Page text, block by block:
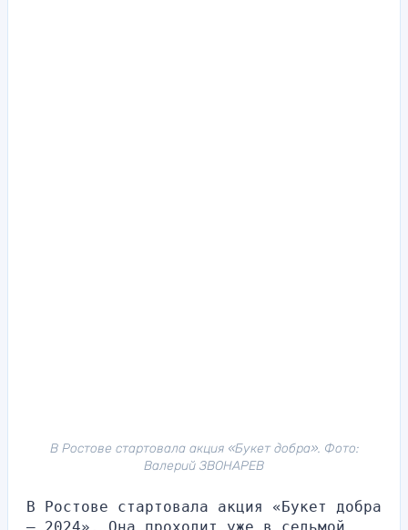
В Ростове стартовала акция «Букет добра». Фото:
Валерий ЗВОНАРЕВ
В Ростове стартовала акция «Букет добра